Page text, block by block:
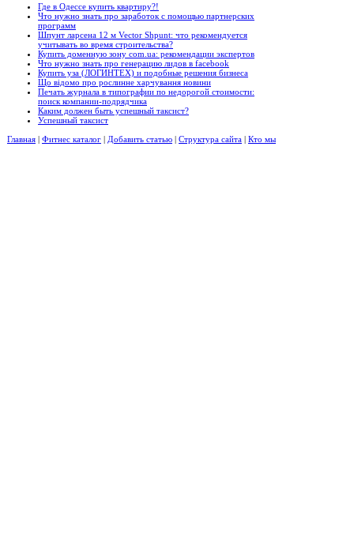
Где в Одессе купить квартиру?!
Что нужно знать про заработок с помощью партнерских
программ
Шпунт ларсена 12 м Vector Shpunt: что рекомендуется
учитывать во время строительства?
Купить доменную зону com.ua: рекомендации экспертов
Что нужно знать про генерацию лидов в facebook
Купить уза (ЛОГИНТЕХ) и подобные решения бизнеса
Що відомо про рослинне харчування новини
Печать журнала в типографии по недорогой стоимости:
поиск компании-подрядчика
Каким должен быть успешный таксист?
Успешный таксист
Главная | Фитнес каталог | Добавить статью | Структура сайта | Кто мы